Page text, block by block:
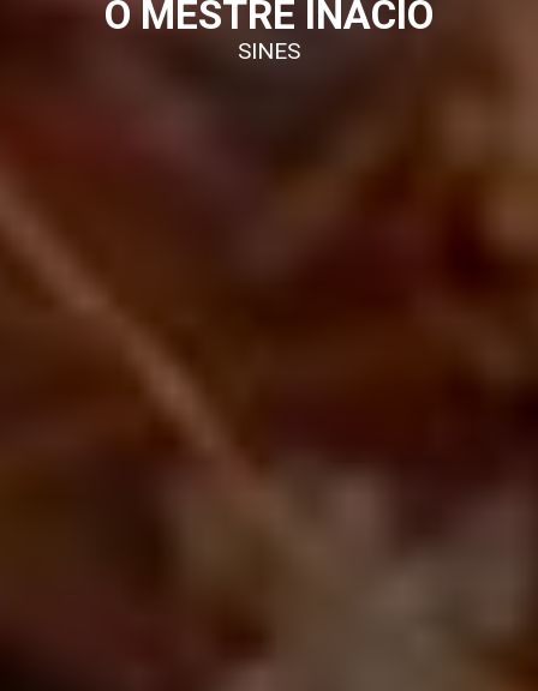
O MESTRE INÁCIO
SINES